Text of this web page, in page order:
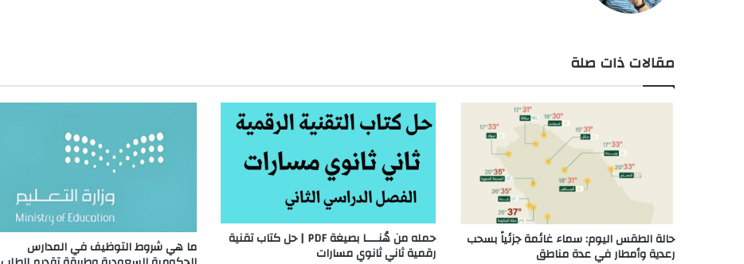
مقالات ذات صلة
حالة الطقس اليوم: سماء غائمة جزئياً بسحب
رعدية وأمطار في عدة مناطق
حمله من هُنــــا بصيغة PDF | حل كتاب تقنية
رقمية ثاني ثانوي مسارات ما هي شروط التوظيف في المدارس